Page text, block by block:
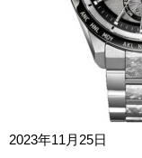
2023年11月25日